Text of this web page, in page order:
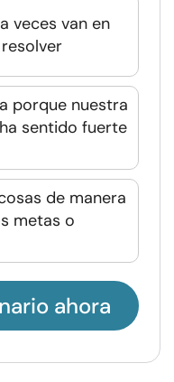
veces van en
porque nuestra
sentido fuerte
de manera
metas o
ahora